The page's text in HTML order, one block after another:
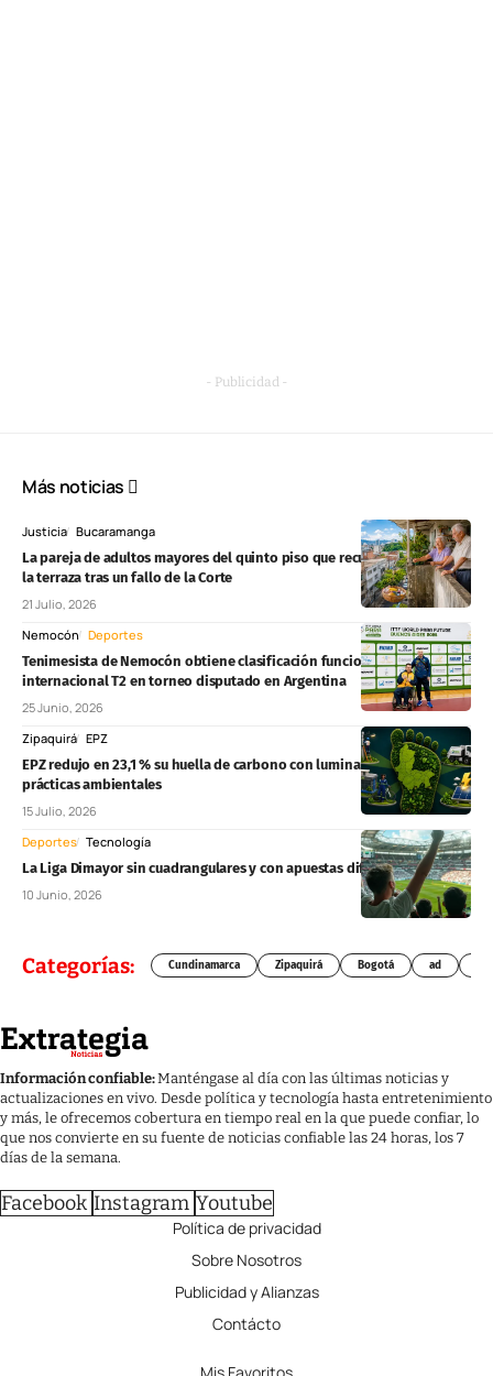
- Publicidad -
Más noticias
Justicia Bucaramanga
La pareja de adultos mayores del quinto piso que recuperó su acceso a
la terraza tras un fallo de la Corte
21 Julio, 2026
Nemocón Deportes
Tenimesista de Nemocón obtiene clasificación funcional
internacional T2 en torneo disputado en Argentina
25 Junio, 2026
Zipaquirá EPZ
EPZ redujo en 23,1 % su huella de carbono con luminarias LED y nuevas
prácticas ambientales
15 Julio, 2026
Deportes Tecnología
La Liga Dimayor sin cuadrangulares y con apuestas diferentes
10 Junio, 2026
Categorías: Cundinamarca Zipaquirá Bogotá ad
Información confiable:Manténgase al día con las últimas noticias y
actualizaciones en vivo. Desde política y tecnología hasta entretenimiento
y más, le ofrecemos cobertura en tiempo real en la que puede confiar, lo
que nos convierte en su fuente de noticias confiable las 24 horas, los 7
días de la semana.
Facebook Instagram Youtube
Política de privacidad
Sobre Nosotros
Publicidad y Alianzas
Contácto